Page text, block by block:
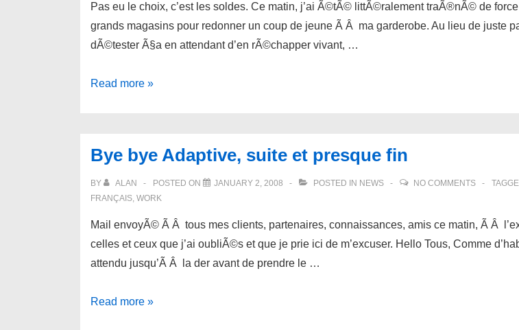
Pas eu le choix, c’est les soldes. Ce matin, j’ai Ã©tÃ© littÃ©ralement traÃ®nÃ© de
grands magasins pour redonner un coup de jeune Ã Â ma garderobe. Au lieu de juste
dÃ©tester Ã§a en attendant d’en rÃ©chapper vivant, …
Quelques
pour
me
faire
dÃ©penser
Read more »
Bye bye Adaptive, suite et presque fin
BY ALAN POSTED ON JANUARY 2, 2008 POSTED IN NEWS NO COMMENTS
FRANÇAIS, WORK
Mail envoyÃ© Ã Â tous mes clients, partenaires, connaissances, amis ce matin, Ã Â
celles et ceux que j’ai oubliÃ©s et que je prie ici de m’excuser. Hello Tous, Comme
attendu jusqu’Ã Â la der avant de prendre le …
Bye
Read more »